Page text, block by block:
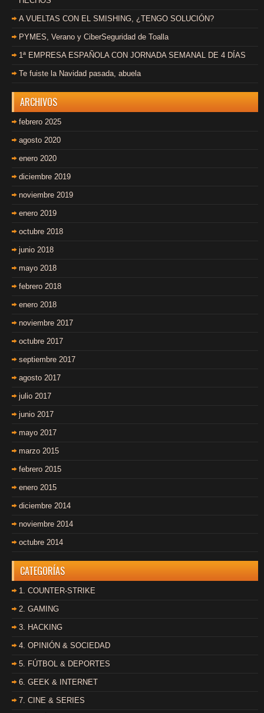
A VUELTAS CON EL SMISHING, ¿TENGO SOLUCIÓN?
PYMES, Verano y CiberSeguridad de Toalla
1ª EMPRESA ESPAÑOLA CON JORNADA SEMANAL DE 4 DÍAS
Te fuiste la Navidad pasada, abuela
ARCHIVOS
febrero 2025
agosto 2020
enero 2020
diciembre 2019
noviembre 2019
enero 2019
octubre 2018
junio 2018
mayo 2018
febrero 2018
enero 2018
noviembre 2017
octubre 2017
septiembre 2017
agosto 2017
julio 2017
junio 2017
mayo 2017
marzo 2015
febrero 2015
enero 2015
diciembre 2014
noviembre 2014
octubre 2014
CATEGORÍAS
1. COUNTER-STRIKE
2. GAMING
3. HACKING
4. OPINIÓN & SOCIEDAD
5. FÚTBOL & DEPORTES
6. GEEK & INTERNET
7. CINE & SERIES